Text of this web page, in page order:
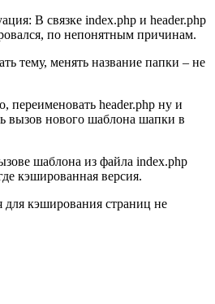
В связке index.php и header.php
по непонятным причинам.
тему, менять название папки – не
переименовать header.php ну и
вызов нового шаблона шапки в
шаблона из файла index.php
кэшированная версия.
кэширования страниц не